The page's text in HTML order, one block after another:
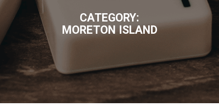
CATEGORY:
MORETON ISLAND